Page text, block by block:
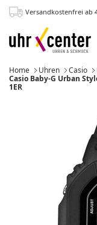
Hauptinhalt
Versandkostenfrei ab
Home Uhren Casio
Momentan:
Casio Baby-G Urban
1ER